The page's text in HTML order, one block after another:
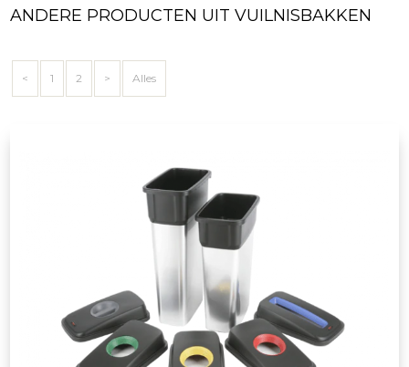
ANDERE PRODUCTEN UIT VUILNISBAKKEN
< 1 2 > Alles